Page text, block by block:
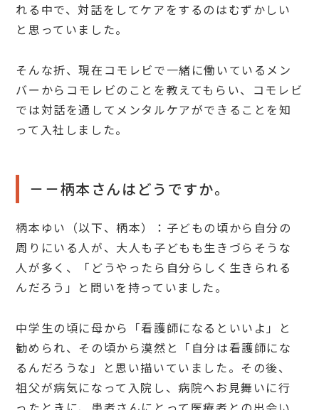
れる中で、対話をしてケアをするのはむずかしい
と思っていました。
そんな折、現在コモレビで一緒に働いているメン
バーからコモレビのことを教えてもらい、コモレビ
では対話を通してメンタルケアができることを知
って入社しました。
－－柄本さんはどうですか。
柄本ゆい（以下、柄本）：子どもの頃から自分の
周りにいる人が、大人も子どもも生きづらそうな
人が多く、「どうやったら自分らしく生きられる
んだろう」と問いを持っていました。
中学生の頃に母から「看護師になるといいよ」と
勧められ、その頃から漠然と「自分は看護師にな
るんだろうな」と思い描いていました。その後、
祖父が病気になって入院し、病院へお見舞いに行